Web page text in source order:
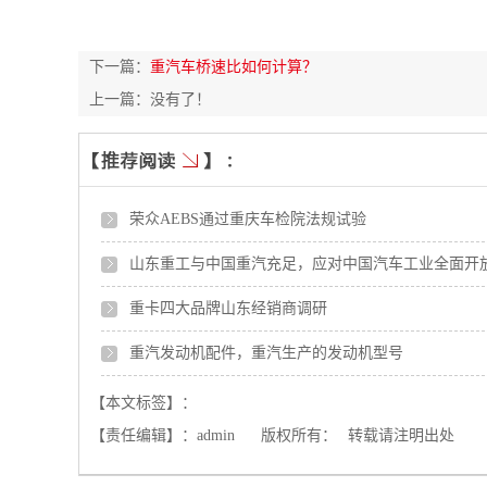
下一篇： 重汽车桥速比如何计算？
上一篇：没有了！
荣众AEBS通过重庆车检院法规试验
山东重工与中国重汽充足，应对中国汽车工业全面开
重卡四大品牌山东经销商调研
重汽发动机配件，重汽生产的发动机型号
【本文标签】：
【责任编辑】： admin 版权所有： 转载请注明出处